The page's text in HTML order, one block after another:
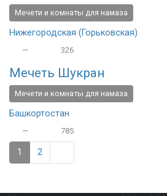
Мечети и комнаты для намаза
Нижегородская (Горьковская)
— 326
Мечеть Шукран
Мечети и комнаты для намаза
Башкортостан
— 785
1 2